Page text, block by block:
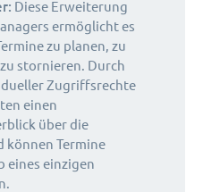
Diese Erweiterung
ermöglicht es
zu planen, zu
stornieren. Durch
Zugriffsrechte
einen
über die
können Termine
eines einzigen